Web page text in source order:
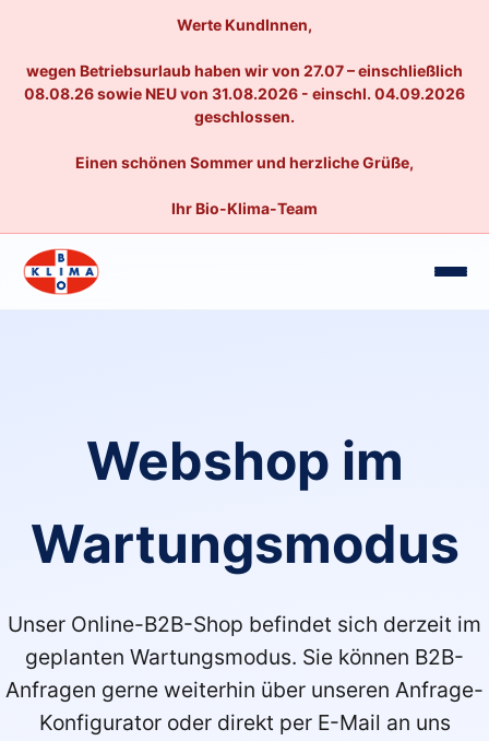
Werte KundInnen,
wegen Betriebsurlaub haben wir von 27.07 – einschließlich
08.08.26 sowie NEU von 31.08.2026 - einschl. 04.09.2026
geschlossen.
Einen schönen Sommer und herzliche Grüße,
Ihr Bio-Klima-Team
Webshop im
Wartungsmodus
Unser Online-B2B-Shop befindet sich derzeit im
geplanten Wartungsmodus. Sie können B2B-
Anfragen gerne weiterhin über unseren Anfrage-
Konfigurator oder direkt per E-Mail an uns